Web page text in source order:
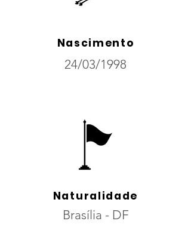
Nascimento
24/03/1998
Naturalidade
Brasília - DF